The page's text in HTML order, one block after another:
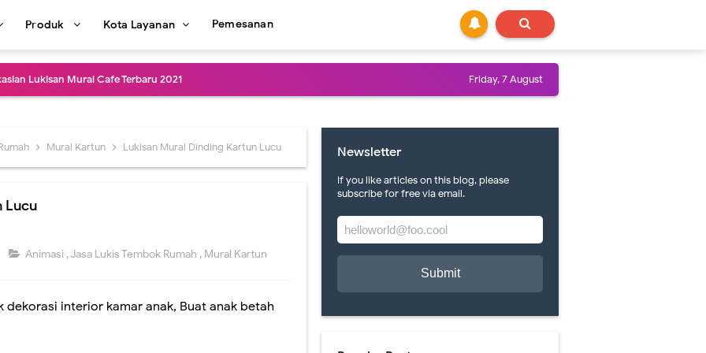
Produk Kota Layanan Pemesanan
Lukisan Mural Cafe Terbaru 2021
Art Berkualitas dan Terbaru
Cafe Kekinian dan Kreatif
Mural Dinding Coffee Shop Termurah
Friday, 7 August
Mural Kartun Lukisan Mural Dinding Kartun Lucu
Lucu
Animasi ,Jasa Lukis Tembok Rumah , Mural Kartun
dekorasi interior kamar anak, Buat anak betah
Newsletter
If you like articles on this blog, please
subscribe for free via email.